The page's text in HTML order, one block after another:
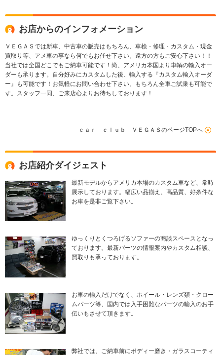
アキー
プ パワーリ
お店からのインフォメーション
ＶＥＧＡＳでは新車、中古車の販売はもちろん、車検・修理・カスタム・現金
買取り等、アメ車の事なら何でもお任せ下さい。遠方の方もご安心下さい！！
当社では全国どこでもご納車可能です！尚、アメリカ本国より車輌の輸入オー
ダーも承ります。自分好みにカスタムした後、輸入する『カスタム輸入オーダ
ー』も可能です！お気軽にお問い合わせ下さい。もちろん全車ご試乗も可能で
す。スタッフ一同、ご来店心よりお待ちしております！
ｃａｒ ｃｌｕｂ ＶＥＧＡＳのページTOPへ
お店紹介ダイジェスト
最新モデルからアメリカ本場のカスタム車など、常時
展示しております。幅広い品揃え、高品質、好条件な
お車を是非ご覧下さい。
ゆっくりとくつろげるソファーの商談スペースとなっ
ております。最新パーツの情報案内やカスタム相談、
買取りも承っております。
お車の輸入だけでなく、ホイール・レンズ類・クロー
ムパーツ等、国内では入手困難なパーツの輸入のお手
伝いもさせて頂きます。
弊社では、ご納車前にボディー磨き・ガラスコーティ